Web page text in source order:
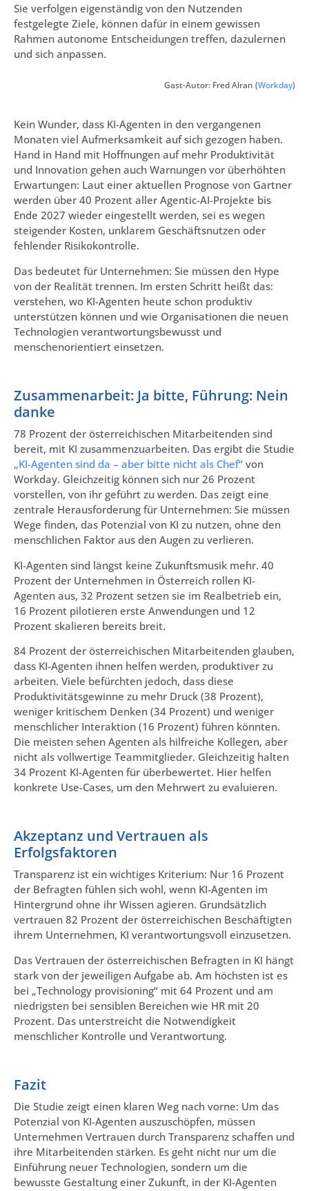
Sie verfolgen eigenständig von den Nutzenden
festgelegte Ziele, können dafür in einem gewissen
Rahmen autonome Entscheidungen treffen, dazulernen
und sich anpassen.
Gast-Autor: Fred Alran (Workday)
Kein Wunder, dass KI-Agenten in den vergangenen
Monaten viel Aufmerksamkeit auf sich gezogen haben.
Hand in Hand mit Hoffnungen auf mehr Produktivität
und Innovation gehen auch Warnungen vor überhöhten
Erwartungen: Laut einer aktuellen Prognose von Gartner
werden über 40 Prozent aller Agentic-AI-Projekte bis
Ende 2027 wieder eingestellt werden, sei es wegen
steigender Kosten, unklarem Geschäftsnutzen oder
fehlender Risikokontrolle.
Das bedeutet für Unternehmen: Sie müssen den Hype
von der Realität trennen. Im ersten Schritt heißt das:
verstehen, wo KI-Agenten heute schon produktiv
unterstützen können und wie Organisationen die neuen
Technologien verantwortungsbewusst und
menschenorientiert einsetzen.
Zusammenarbeit: Ja bitte, Führung: Nein
danke
78 Prozent der österreichischen Mitarbeitenden sind
bereit, mit KI zusammenzuarbeiten. Das ergibt die Studie
„KI-Agenten sind da – aber bitte nicht als Chef“ von
Workday. Gleichzeitig können sich nur 26 Prozent
vorstellen, von ihr geführt zu werden. Das zeigt eine
zentrale Herausforderung für Unternehmen: Sie müssen
Wege finden, das Potenzial von KI zu nutzen, ohne den
menschlichen Faktor aus den Augen zu verlieren.
KI-Agenten sind längst keine Zukunftsmusik mehr. 40
Prozent der Unternehmen in Österreich rollen KI-
Agenten aus, 32 Prozent setzen sie im Realbetrieb ein,
16 Prozent pilotieren erste Anwendungen und 12
Prozent skalieren bereits breit.
84 Prozent der österreichischen Mitarbeitenden glauben,
dass KI-Agenten ihnen helfen werden, produktiver zu
arbeiten. Viele befürchten jedoch, dass diese
Produktivitätsgewinne zu mehr Druck (38 Prozent),
weniger kritischem Denken (34 Prozent) und weniger
menschlicher Interaktion (16 Prozent) führen könnten.
Die meisten sehen Agenten als hilfreiche Kollegen, aber
nicht als vollwertige Teammitglieder. Gleichzeitig halten
34 Prozent KI-Agenten für überbewertet. Hier helfen
konkrete Use-Cases, um den Mehrwert zu evaluieren.
Akzeptanz und Vertrauen als
Erfolgsfaktoren
Transparenz ist ein wichtiges Kriterium: Nur 16 Prozent
der Befragten fühlen sich wohl, wenn KI-Agenten im
Hintergrund ohne ihr Wissen agieren. Grundsätzlich
vertrauen 82 Prozent der österreichischen Beschäftigten
ihrem Unternehmen, KI verantwortungsvoll einzusetzen.
Das Vertrauen der österreichischen Befragten in KI hängt
stark von der jeweiligen Aufgabe ab. Am höchsten ist es
bei „Technology provisioning“ mit 64 Prozent und am
niedrigsten bei sensiblen Bereichen wie HR mit 20
Prozent. Das unterstreicht die Notwendigkeit
menschlicher Kontrolle und Verantwortung.
Fazit
Die Studie zeigt einen klaren Weg nach vorne: Um das
Potenzial von KI-Agenten auszuschöpfen, müssen
Unternehmen Vertrauen durch Transparenz schaffen und
ihre Mitarbeitenden stärken. Es geht nicht nur um die
Einführung neuer Technologien, sondern um die
bewusste Gestaltung einer Zukunft, in der KI-Agenten